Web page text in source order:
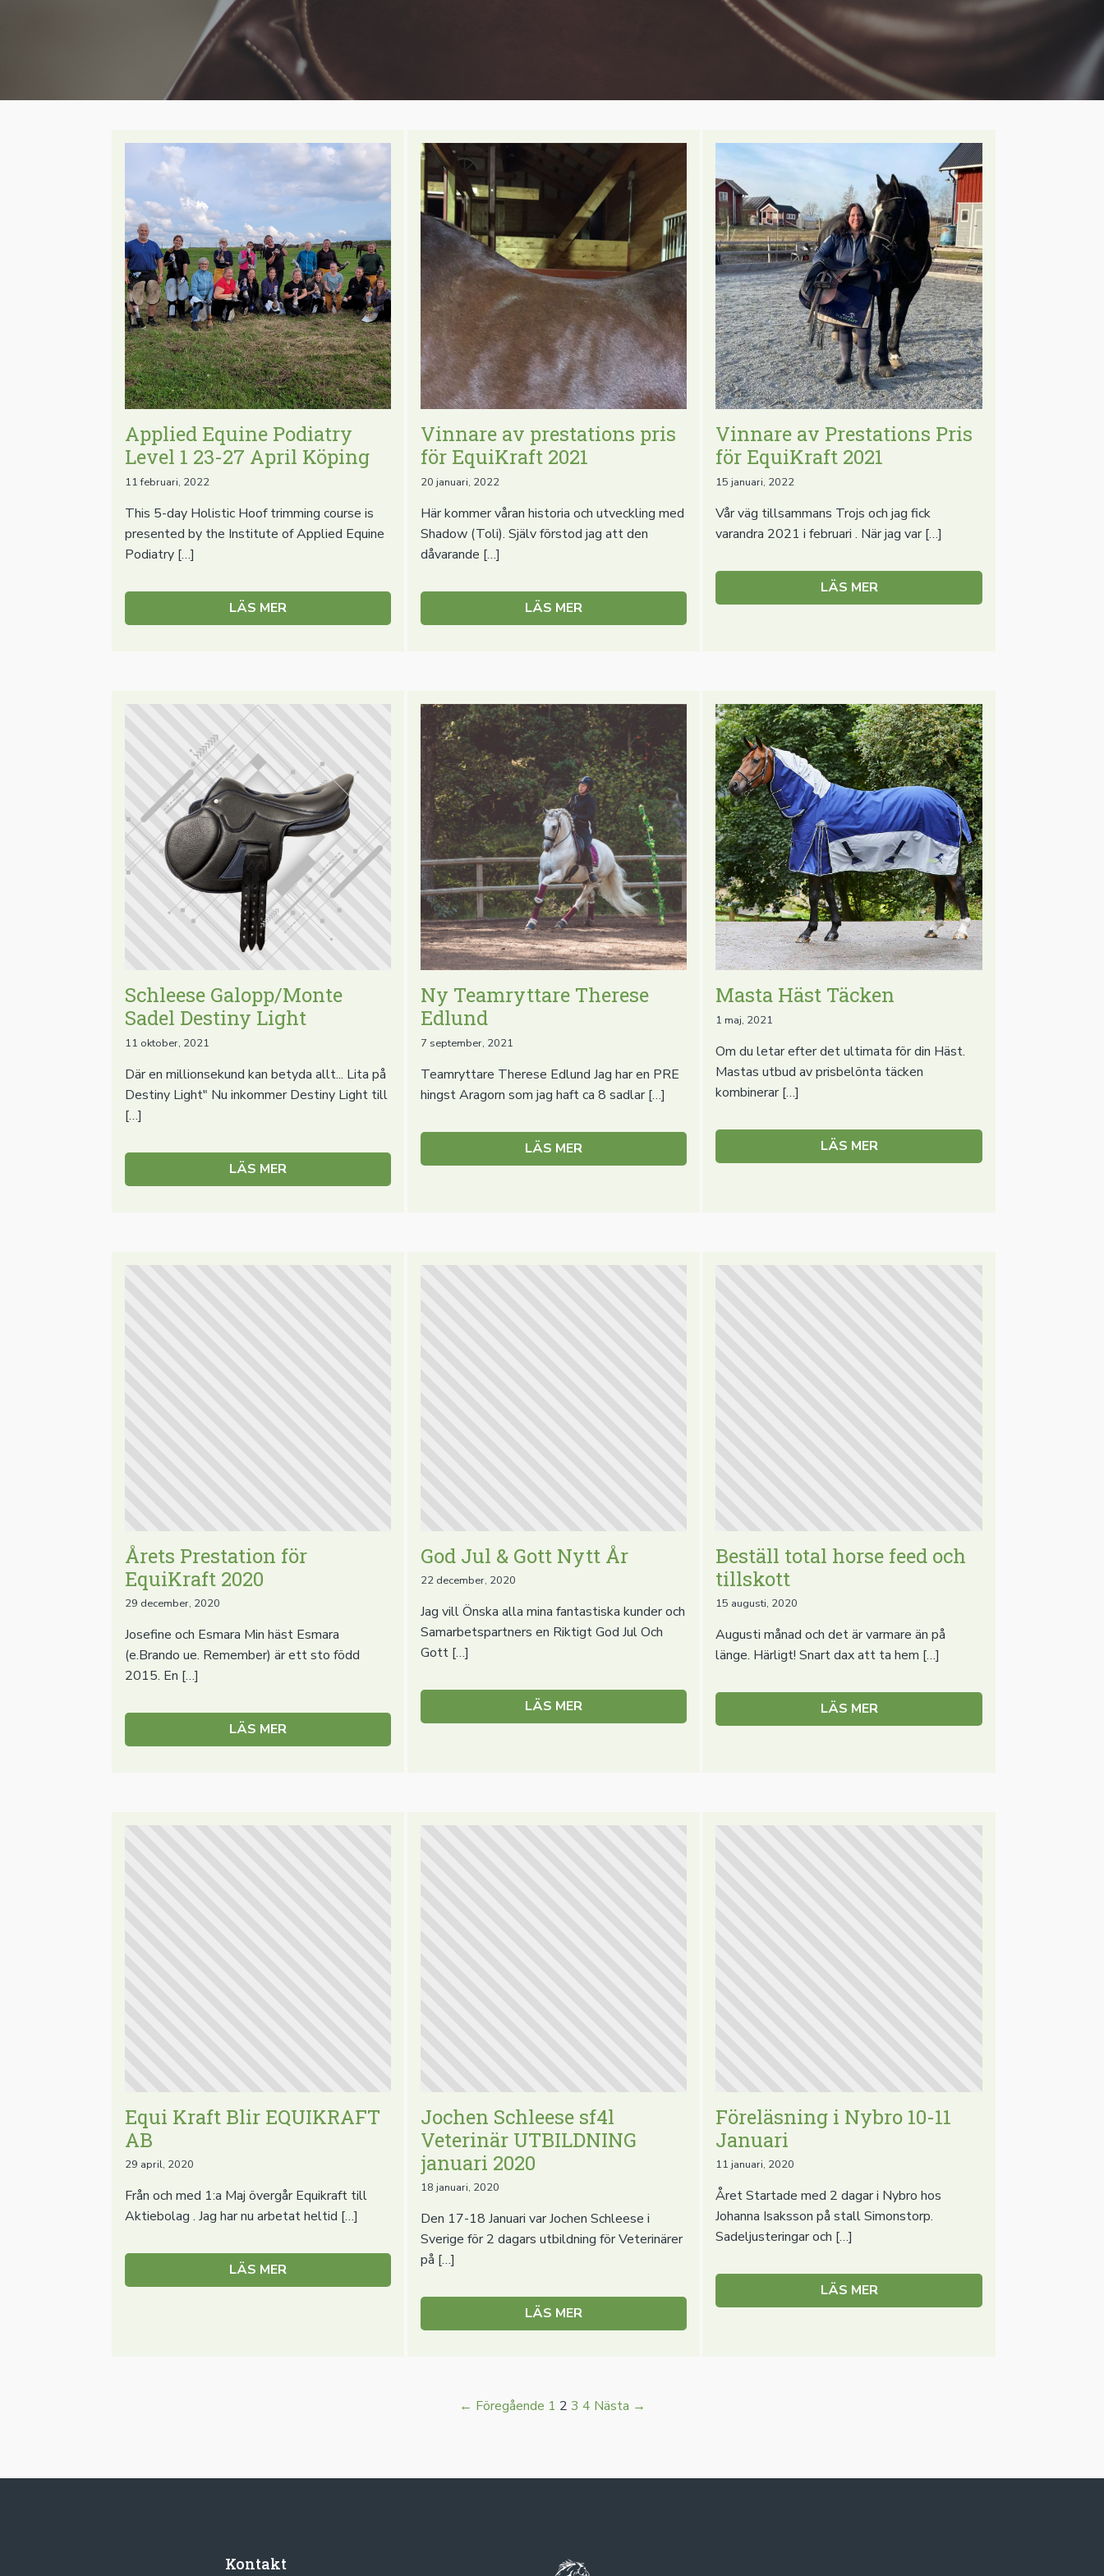
Applied Equine Podiatry
Level 1 23-27 April Köping
11 februari, 2022
This 5-day Holistic Hoof trimming course is
presented by the Institute of Applied Equine
Podiatry […]
LÄS MER
Vinnare av prestations pris
för EquiKraft 2021
20 januari, 2022
Här kommer våran historia och utveckling med
Shadow (Toli). Själv förstod jag att den
dåvarande […]
LÄS MER
Vinnare av Prestations Pris
för EquiKraft 2021
15 januari, 2022
Vår väg tillsammans Trojs och jag fick
varandra 2021 i februari . När jag var […]
LÄS MER
Schleese Galopp/Monte
Sadel Destiny Light
11 oktober, 2021
Där en millionsekund kan betyda allt... Lita på
Destiny Light" Nu inkommer Destiny Light till
[…]
LÄS MER
Ny Teamryttare Therese
Edlund
7 september, 2021
Teamryttare Therese Edlund Jag har en PRE
hingst Aragorn som jag haft ca 8 sadlar […]
LÄS MER
Masta Häst Täcken
1 maj, 2021
Om du letar efter det ultimata för din Häst.
Mastas utbud av prisbelönta täcken
kombinerar […]
LÄS MER
Årets Prestation för
EquiKraft 2020
29 december, 2020
Josefine och Esmara Min häst Esmara
(e.Brando ue. Remember) är ett sto född
2015. En […]
LÄS MER
God Jul & Gott Nytt År
22 december, 2020
Jag vill Önska alla mina fantastiska kunder och
Samarbetspartners en Riktigt God Jul Och
Gott […]
LÄS MER
Beställ total horse feed och
tillskott
15 augusti, 2020
Augusti månad och det är varmare än på
länge. Härligt! Snart dax att ta hem […]
LÄS MER
Equi Kraft Blir EQUIKRAFT
AB
29 april, 2020
Från och med 1:a Maj övergår Equikraft till
Aktiebolag . Jag har nu arbetat heltid […]
LÄS MER
Jochen Schleese sf4l
Veterinär UTBILDNING
januari 2020
18 januari, 2020
Den 17-18 Januari var Jochen Schleese i
Sverige för 2 dagars utbildning för Veterinärer
på […]
LÄS MER
Föreläsning i Nybro 10-11
Januari
11 januari, 2020
Året Startade med 2 dagar i Nybro hos
Johanna Isaksson på stall Simonstorp.
Sadeljusteringar och […]
LÄS MER
← Föregående 1 2 3 4 Nästa →
Kontakt